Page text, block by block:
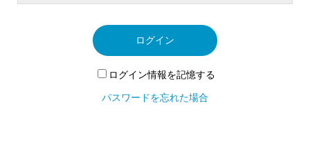
ログイン
ログイン情報を記憶する
パスワードを忘れた場合